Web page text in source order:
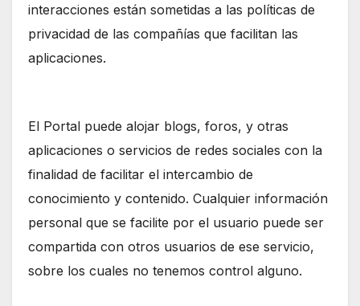
interacciones están sometidas a las políticas de
privacidad de las compañías que facilitan las
aplicaciones.
El Portal puede alojar blogs, foros, y otras
aplicaciones o servicios de redes sociales con la
finalidad de facilitar el intercambio de
conocimiento y contenido. Cualquier información
personal que se facilite por el usuario puede ser
compartida con otros usuarios de ese servicio,
sobre los cuales no tenemos control alguno.